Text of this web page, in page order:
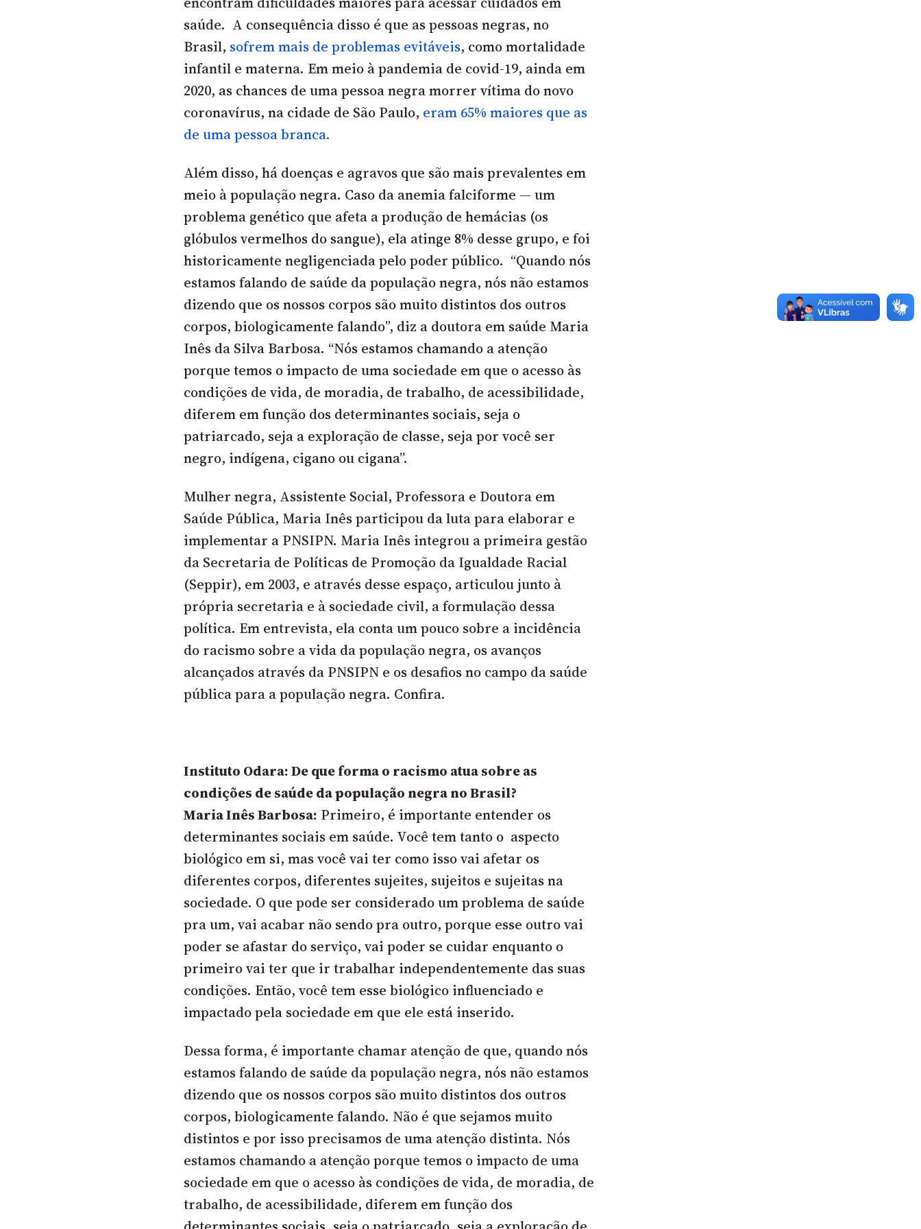
saúde. A consequência disso é que as pessoas negras, no
Brasil, sofrem mais de problemas evitáveis, como mortalidade
infantil e materna. Em meio à pandemia de covid-19, ainda em
2020, as chances de uma pessoa negra morrer vítima do novo
coronavírus, na cidade de São Paulo, eram 65% maiores que as
de uma pessoa branca.
Além disso, há doenças e agravos que são mais prevalentes em
meio à população negra. Caso da anemia falciforme — um
problema genético que afeta a produção de hemácias (os
glóbulos vermelhos do sangue), ela atinge 8% desse grupo, e foi
historicamente negligenciada pelo poder público. “Quando nós
estamos falando de saúde da população negra, nós não estamos
dizendo que os nossos corpos são muito distintos dos outros
corpos, biologicamente falando”, diz a doutora em saúde Maria
Inês da Silva Barbosa. “Nós estamos chamando a atenção
porque temos o impacto de uma sociedade em que o acesso às
condições de vida, de moradia, de trabalho, de acessibilidade,
diferem em função dos determinantes sociais, seja o
patriarcado, seja a exploração de classe, seja por você ser
negro, indígena, cigano ou cigana”.
Mulher negra, Assistente Social, Professora e Doutora em
Saúde Pública, Maria Inês participou da luta para elaborar e
implementar a PNSIPN. Maria Inês integrou a primeira gestão
da Secretaria de Políticas de Promoção da Igualdade Racial
(Seppir), em 2003, e através desse espaço, articulou junto à
própria secretaria e à sociedade civil, a formulação dessa
política. Em entrevista, ela conta um pouco sobre a incidência
do racismo sobre a vida da população negra, os avanços
alcançados através da PNSIPN e os desafios no campo da saúde
pública para a população negra. Confira.
Instituto Odara: De que forma o racismo atua sobre as
condições de saúde da população negra no Brasil?
Maria Inês Barbosa: Primeiro, é importante entender os
determinantes sociais em saúde. Você tem tanto o aspecto
biológico em si, mas você vai ter como isso vai afetar os
diferentes corpos, diferentes sujeites, sujeitos e sujeitas na
sociedade. O que pode ser considerado um problema de saúde
pra um, vai acabar não sendo pra outro, porque esse outro vai
poder se afastar do serviço, vai poder se cuidar enquanto o
primeiro vai ter que ir trabalhar independentemente das suas
condições. Então, você tem esse biológico influenciado e
impactado pela sociedade em que ele está inserido.
Dessa forma, é importante chamar atenção de que, quando nós
estamos falando de saúde da população negra, nós não estamos
dizendo que os nossos corpos são muito distintos dos outros
corpos, biologicamente falando. Não é que sejamos muito
distintos e por isso precisamos de uma atenção distinta. Nós
estamos chamando a atenção porque temos o impacto de uma
sociedade em que o acesso às condições de vida, de moradia, de
trabalho, de acessibilidade, diferem em função dos